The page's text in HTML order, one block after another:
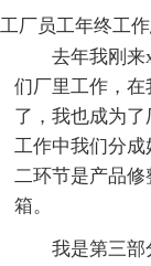
工厂员工年终工
去年我刚
们厂里工作，
了，我也成为
工作中我们分
二环节是产品
箱。
我是第三